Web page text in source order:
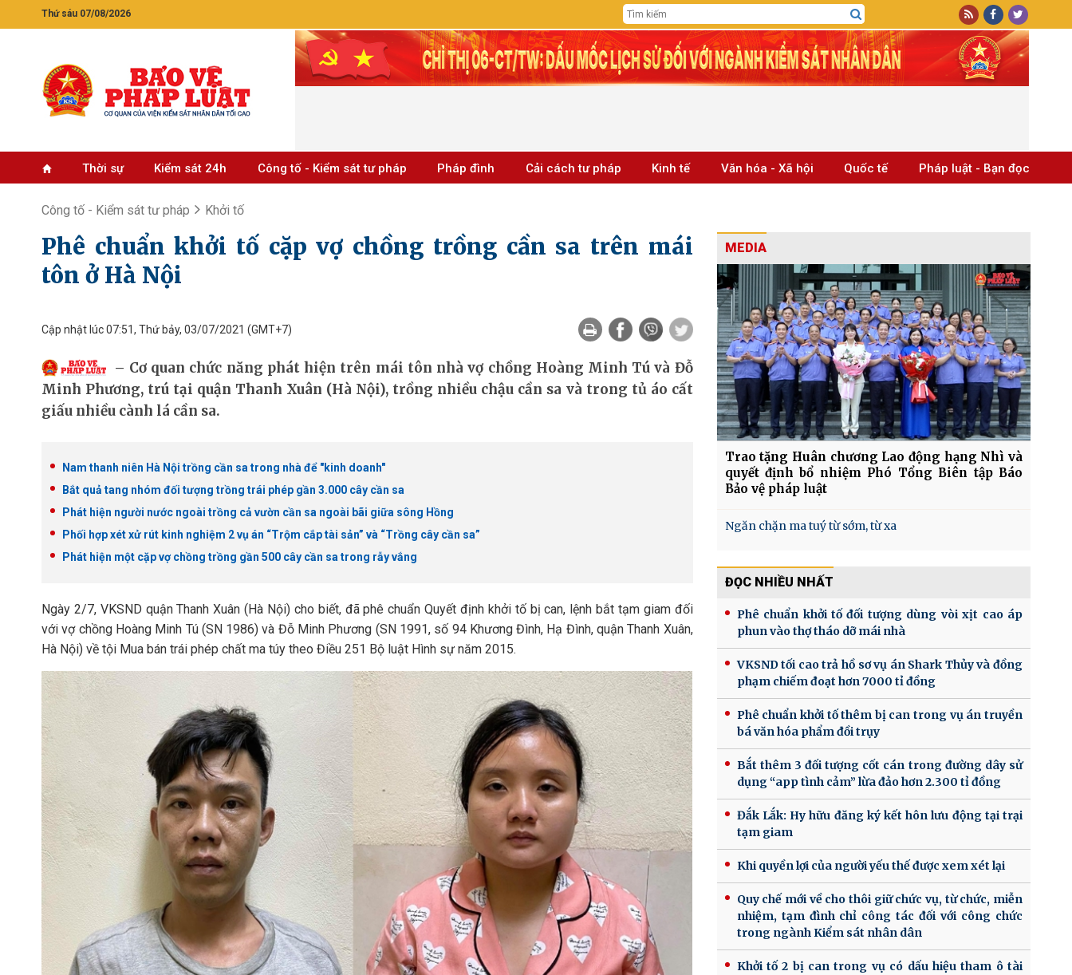
Thứ sáu 07/08/2026
Thời sự Kiểm sát 24h Công tố - Kiểm sát tư pháp Pháp đình Cải cách tư pháp Kinh tế Văn hóa - Xã hội Quốc tế Pháp luật - Bạn đọc
Công tố - Kiểm sát tư pháp Khởi tố
Phê chuẩn khởi tố cặp vợ chồng trồng cần sa trên mái
tôn ở Hà Nội
Cập nhật lúc 07:51, Thứ bảy, 03/07/2021 (GMT+7)
Cơ quan chức năng phát hiện trên mái tôn nhà vợ chồng Hoàng Minh Tú và Đỗ
Minh Phương, trú tại quận Thanh Xuân (Hà Nội), trồng nhiều chậu cần sa và trong tủ áo cất
giấu nhiều cành lá cần sa.
Nam thanh niên Hà Nội trồng cần sa trong nhà để "kinh doanh"
Bắt quả tang nhóm đối tượng trồng trái phép gần 3.000 cây cần sa
Phát hiện người nước ngoài trồng cả vườn cần sa ngoài bãi giữa sông Hồng
Phối hợp xét xử rút kinh nghiệm 2 vụ án “Trộm cắp tài sản” và “Trồng cây cần sa”
Phát hiện một cặp vợ chồng trồng gần 500 cây cần sa trong rẫy vắng
Ngày 2/7, VKSND quận Thanh Xuân (Hà Nội) cho biết, đã phê chuẩn Quyết định khởi tố bị can, lệnh bắt tạm giam đối
với vợ chồng Hoàng Minh Tú (SN 1986) và Đỗ Minh Phương (SN 1991, số 94 Khương Đình, Hạ Đình, quận Thanh Xuân,
Hà Nội) về tội Mua bán trái phép chất ma túy theo Điều 251 Bộ luật Hình sự năm 2015.
MEDIA
Trao tặng Huân chương Lao động hạng Nhì và
quyết định bổ nhiệm Phó Tổng Biên tập Báo
Bảo vệ pháp luật
Ngăn chặn ma tuý từ sớm, từ xa
ĐỌC NHIỀU NHẤT
Phê chuẩn khởi tố đối tượng dùng vòi xịt cao áp
phun vào thợ tháo dỡ mái nhà
VKSND tối cao trả hồ sơ vụ án Shark Thủy và đồng
phạm chiếm đoạt hơn 7000 tỉ đồng
Phê chuẩn khởi tố thêm bị can trong vụ án truyền
bá văn hóa phẩm đồi trụy
Bắt thêm 3 đối tượng cốt cán trong đường dây sử
dụng “app tình cảm” lừa đảo hơn 2.300 tỉ đồng
Đắk Lắk: Hy hữu đăng ký kết hôn lưu động tại trại
tạm giam
Khi quyền lợi của người yếu thế được xem xét lại
Quy chế mới về cho thôi giữ chức vụ, từ chức, miễn
nhiệm, tạm đình chỉ công tác đối với công chức
trong ngành Kiểm sát nhân dân
Khởi tố 2 bị can trong vụ có dấu hiệu tham ô tài